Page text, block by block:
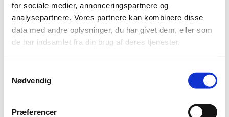
for sociale medier, annonceringspartnere og
analysepartnere. Vores partnere kan kombinere disse
data med andre oplysninger, du har givet dem, eller som
de har indsamlet fra din brug af deres tjenester.
Nødvendig
Præferencer